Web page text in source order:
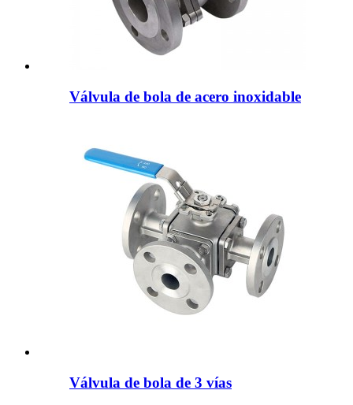
Válvula de bola de acero inoxidable
Válvula de bola de 3 vías